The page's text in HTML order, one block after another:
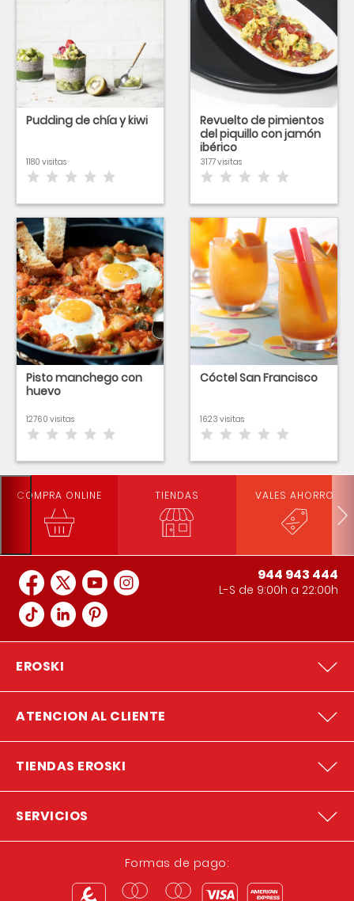
Pudding de chía y kiwi
1180 visitas
Revuelto de pimientos
del piquillo con jamón
ibérico
3177 visitas
Pisto manchego con
huevo
12760 visitas
Cóctel San Francisco
1623 visitas
COMPRA ONLINE TIENDAS VALES AHORRO
944 943 444
L-S de 9:00h a 22:00h
EROSKI
ATENCION AL CLIENTE
TIENDAS EROSKI
SERVICIOS
Formas de pago: